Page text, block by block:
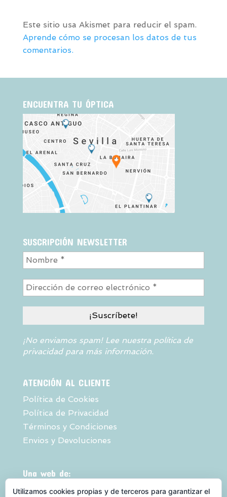
Este sitio usa Akismet para reducir el spam.
Aprende cómo se procesan los datos de tus
comentarios.
ENCUENTRA TU ÓPTICA
SUSCRIPCIÓN NEWSLETTER
¡No enviamos spam! Lee nuestra política de
privacidadpara más información.
ATENCIÓN AL CLIENTE
Política de Cookies
Política de Privacidad
Términos y Condiciones
Envios y Devoluciones
Una web de:
Utilizamos cookies propias y de terceros para garantizar el